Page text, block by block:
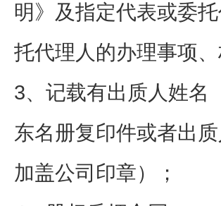
明》及指定代表或委
托代理人的办理事项
3、记载有出质人姓名
东名册复印件或者出
加盖公司印章）；